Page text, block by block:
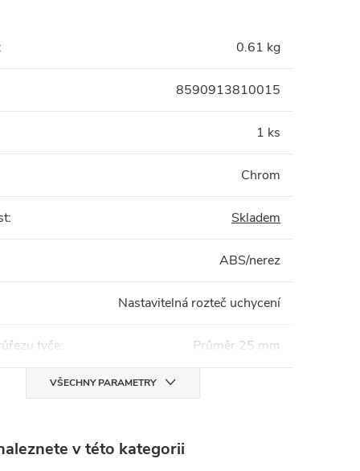
0.61 kg
8590913810015
1 ks
Chrom
: Skladem
ABS/nerez
Nastavitelná rozteč uchycení
tyče: Průměr 25 mm
VŠECHNY PARAMETRY
v této kategorii